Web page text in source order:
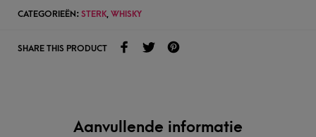
CATEGORIEËN: STERK, WHISKY
SHARE THIS PRODUCT
Aanvullende informatie